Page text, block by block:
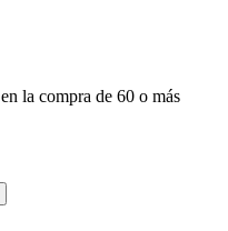
la compra de 60 o más